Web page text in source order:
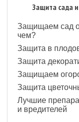
Защита сада
Защищаем сад
чем?
Защита в
Защита
Защищаем
Защита
Лучшие
и вредителей